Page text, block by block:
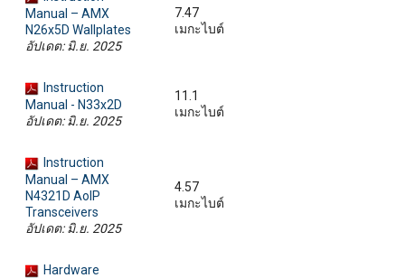
Manual – AMX
N26x5D Wallplates
อัปเดต: มิ.ย. 2025
7.47
เมกะไบต์
Instruction
Manual - N33x2D
อัปเดต: มิ.ย. 2025
11.1
เมกะไบต์
Instruction
Manual – AMX
N4321D AoIP
Transceivers
อัปเดต: มิ.ย. 2025
4.57
เมกะไบต์
Hardware